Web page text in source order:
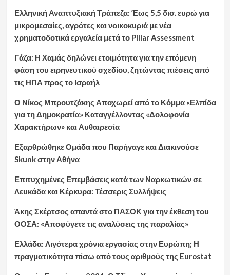
Ελληνική Αναπτυξιακή Τράπεζα: Έως 5,5 δισ. ευρώ για
μικρομεσαίες, αγρότες και νοικοκυριά με νέα
χρηματοδοτικά εργαλεία μετά το Pillar Assessment
Γάζα: Η Χαμάς δηλώνει ετοιμότητα για την επόμενη
φάση του ειρηνευτικού σχεδίου, ζητώντας πιέσεις από
τις ΗΠΑ προς το Ισραήλ
Ο Νίκος Μπρουτζάκης Αποχωρεί από το Κόμμα «Ελπίδα
για τη Δημοκρατία» Καταγγέλλοντας «Δολοφονία
Χαρακτήρων» και Αυθαιρεσία
Εξαρθρώθηκε Ομάδα που Παρήγαγε και Διακινούσε
Skunk στην Αθήνα
Επιτυχημένες Επεμβάσεις κατά των Ναρκωτικών σε
Λευκάδα και Κέρκυρα: Τέσσερις Συλλήψεις
Άκης Σκέρτσος απαντά στο ΠΑΣΟΚ για την έκθεση του
ΟΟΣΑ: «Αποφύγετε τις αναλύσεις της παραλίας»
Ελλάδα: Λιγότερα χρόνια εργασίας στην Ευρώπη; Η
πραγματικότητα πίσω από τους αριθμούς της Eurostat